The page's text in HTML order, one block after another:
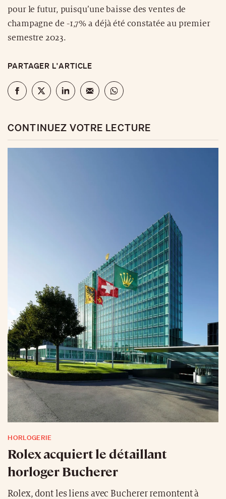
pour le futur, puisqu’une baisse des ventes de
champagne de -1,7% a déjà été constatée au premier
semestre 2023.
PARTAGER L'ARTICLE
CONTINUEZ VOTRE LECTURE
HORLOGERIE
Rolex acquiert le détaillant
horloger Bucherer
Rolex, dont les liens avec Bucherer remontent à